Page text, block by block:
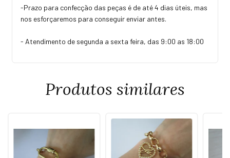
-Prazo para confecção das peças é de até 4 dias úteis, mas
nos esforçaremos para conseguir enviar antes.
- Atendimento de segunda a sexta feira, das 9:00 as 18:00
Produtos similares